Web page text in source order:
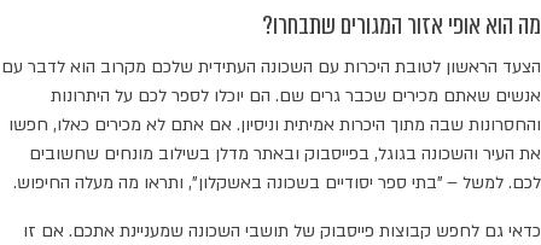
מה הוא אופי אזור המגורים שתבחרו?
הצעד הראשון לטובת היכרות עם השכונה העתידית שלכם מקרוב הוא לדבר עם
אנשים שאתם מכירים שכבר גרים שם. הם יוכלו לספר לכם על היתרונות
והחסרונות שבה מתוך היכרות אמיתית וניסיון. אם אתם לא מכירים כאלו, חפשו
את העיר והשכונה בגוגל, בפייסבוק ובאתר מדלן בשילוב מונחים שחשובים
לכם. למשל – "בתי ספר יסודיים בשכונה באשקלון", ותראו מה מעלה החיפוש.
כדאי גם לחפש קבוצות פייסבוק של תושבי השכונה שמעניינת אתכם. אם זו